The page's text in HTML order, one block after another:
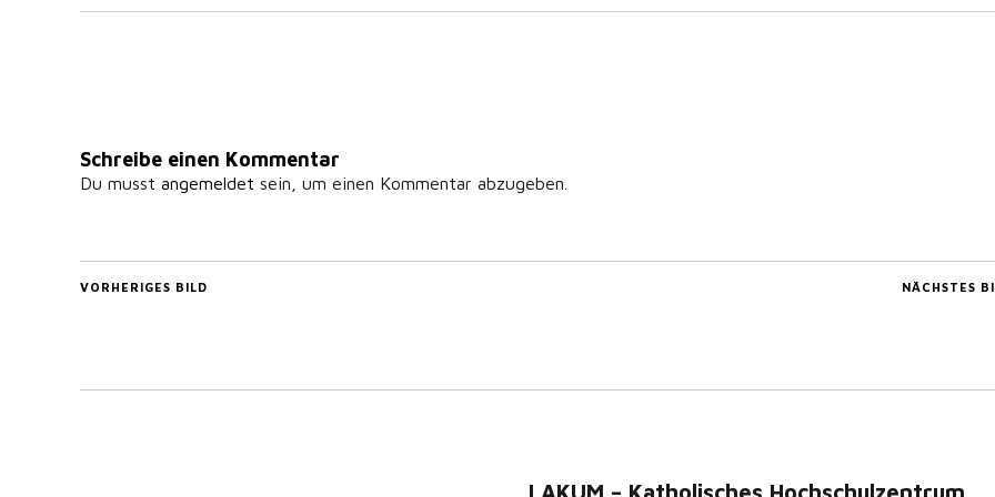
Schreibe einen Kommentar
Du musst angemeldet sein, um einen Kommentar abzugeben.
NÄCHSTES
VORHERIGES BILD
LAKUM – Katholisches Hochschulzentrum